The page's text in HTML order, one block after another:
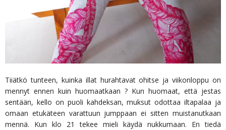
Tiiätkö tunteen, kuinka illat hurahtavat ohitse ja viikonloppu on
mennyt ennen kuin huomaatkaan ? Kun huomaat, että jestas
sentään, kello on puoli kahdeksan, muksut odottaa iltapalaa ja
omaan etukäteen varattuun jumppaan ei sitten muistanutkaan
mennä. Kun klo 21 tekee mieli käydä nukkumaan. En tiedä